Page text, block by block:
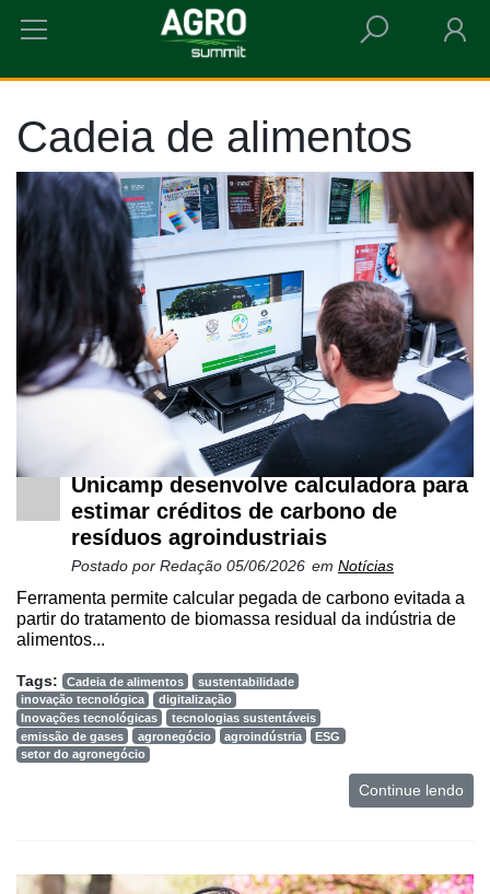
HOME CADEIA DE ALIMENTOS
Cadeia de alimentos
Unicamp desenvolve calculadora para
estimar créditos de carbono de
resíduos agroindustriais
Postado por Redação 05/06/2026 em Notícias
Ferramenta permite calcular pegada de carbono evitada a
partir do tratamento de biomassa residual da indústria de
alimentos...
Tags: Cadeia de alimentos
sustentabilidade
inovação tecnológica
digitalização
Inovações tecnológicas
tecnologias sustentáveis
emissão de gases
agronegócio agroindústria
ESG
setor do agronegócio
Continue lendo